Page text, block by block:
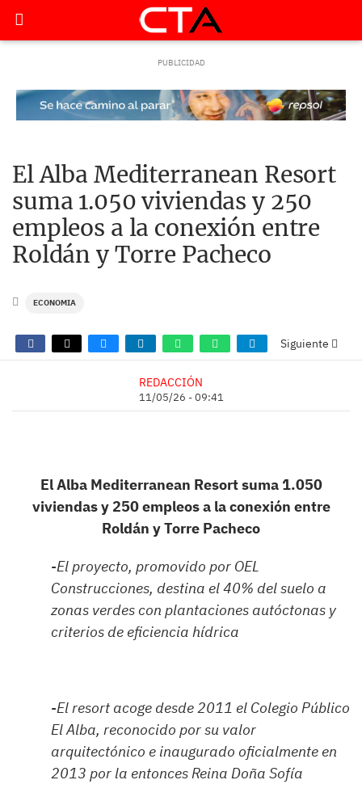
El Alba Mediterranean Resort
suma 1.050 viviendas y 250
empleos a la conexión entre
Roldán y Torre Pacheco
ECONOMIA
Siguiente
REDACCIÓN
11/05/26 - 09:41
El Alba Mediterranean Resort suma 1.050
viviendas y 250 empleos a la conexión entre
Roldán y Torre Pacheco
-El proyecto, promovido por OEL
Construcciones, destina el 40% del suelo a
zonas verdes con plantaciones autóctonas y
criterios de eficiencia hídrica
-El resort acoge desde 2011 el Colegio Público
El Alba, reconocido por su valor
arquitectónico e inaugurado oficialmente en
2013 por la entonces Reina Doña Sofía